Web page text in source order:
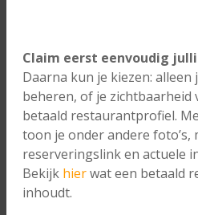
Claim eerst eenvoudig
Daarna kun je kiezen: alleen
beheren, of je zichtbaarheid
betaald restaurantprofiel.
toon je onder andere
reserveringslink en actuele
Bekijk hierwat een betaald
inhoudt.